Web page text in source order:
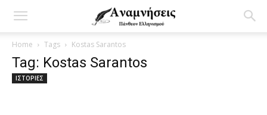
Home Tags Kostas Sarantos
Tag: Kostas Sarantos
ΙΣΤΟΡΙΕΣ